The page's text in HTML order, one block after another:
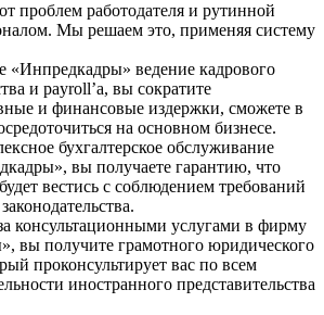
проблем работодателя и рутинной
Мы решаем это, применяя систему
«Инпредкадры» ведение кадрового
и payroll’a, вы сократите
и финансовые издержки, сможете в
на основном бизнесе.
бухгалтерское обслуживание
вы получаете гарантию, что
вестись с соблюдением требований
консультационными услугами в фирму
вы получите грамотного юридического
проконсультирует вас по всем
иностранного представительства